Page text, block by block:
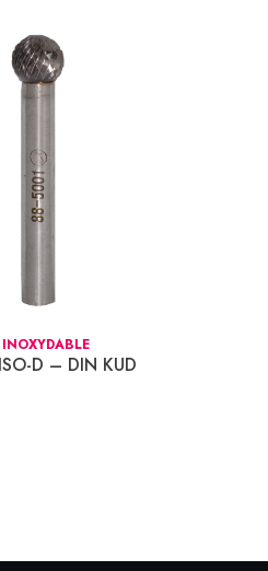
D – DIN KUD